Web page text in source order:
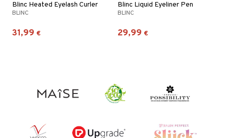
Blinc Heated Eyelash Curler
BLINC
31,99 €
Blinc Liquid Eyeliner Pen
BLINC
29,99 €